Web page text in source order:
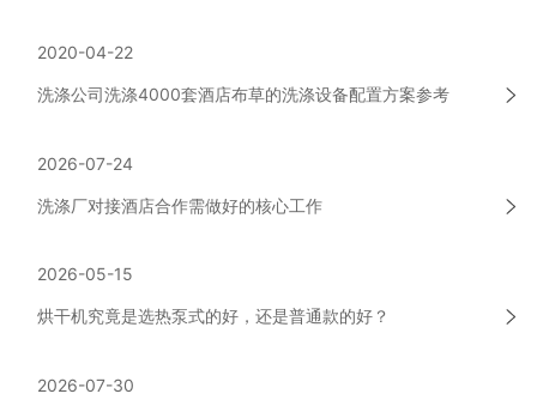
2020-04-22
洗涤公司洗涤4000套酒店布草的洗涤设备配置方案参考
2026-07-24
洗涤厂对接酒店合作需做好的核心工作
2026-05-15
烘干机究竟是选热泵式的好，还是普通款的好？
2026-07-30